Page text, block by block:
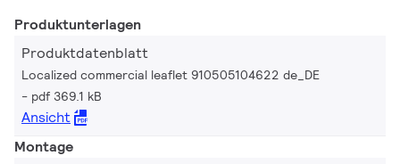
Produktunterlagen
Produktdatenblatt
Localized commercial leaflet 910505104622 de_DE
pdf 369.1 kB
Ansicht
Montage